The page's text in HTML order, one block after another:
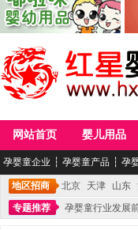
青岛嘟啦咪婴幼儿用品公司
网站首页 婴儿用品
孕婴童企业 ┆ 孕婴童产品 ┆ 孕
地区招商 北京 天津 山东
专题推荐
孕婴童行业发展